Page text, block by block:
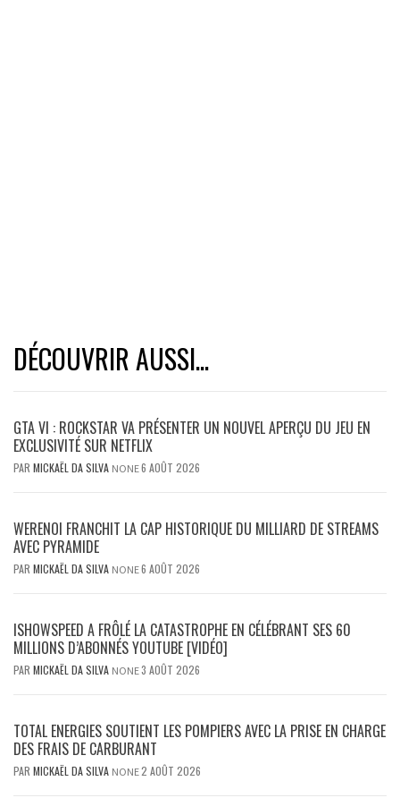
DÉCOUVRIR AUSSI...
GTA VI : ROCKSTAR VA PRÉSENTER UN NOUVEL APERÇU DU JEU EN
EXCLUSIVITÉ SUR NETFLIX
PAR MICKAËL DA SILVA NONE6 AOÛT 2026
WERENOI FRANCHIT LA CAP HISTORIQUE DU MILLIARD DE STREAMS
AVEC PYRAMIDE
PAR MICKAËL DA SILVA NONE6 AOÛT 2026
ISHOWSPEED A FRÔLÉ LA CATASTROPHE EN CÉLÉBRANT SES 60
MILLIONS D’ABONNÉS YOUTUBE [VIDÉO]
PAR MICKAËL DA SILVA NONE3 AOÛT 2026
TOTAL ENERGIES SOUTIENT LES POMPIERS AVEC LA PRISE EN CHARGE
DES FRAIS DE CARBURANT
PAR MICKAËL DA SILVA NONE2 AOÛT 2026